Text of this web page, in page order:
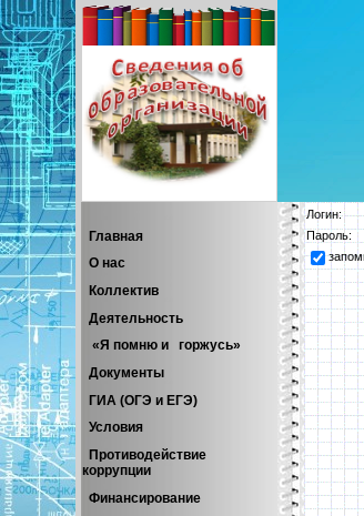
Главная
О нас
Коллектив
Деятельность
«Я помню и горжусь»
Документы
ГИА (ОГЭ и ЕГЭ)
Условия
Противодействие
коррупции
Финансирование
Логин:
Пароль: